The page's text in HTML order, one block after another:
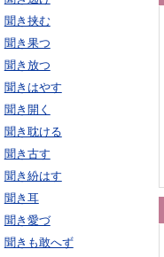
聞き挟む
聞き果つ
聞き放つ
聞きはやす
聞き開く
聞き耽ける
聞き古す
聞き紛はす
聞き耳
聞き愛づ
聞きも敢へず